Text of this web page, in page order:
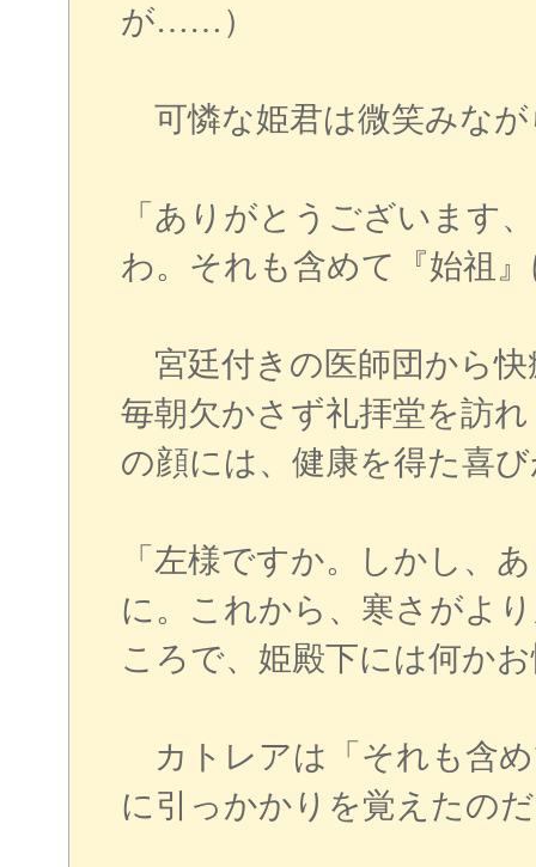
が……）
可憐な姫君は微笑みなが
「ありがとうございます
わ。それも含めて『始祖
宮廷付きの医師団から
毎朝欠かさず礼拝堂を訪
の顔には、健康を得た喜
「左様ですか。しかし、
に。これから、寒さがよ
ころで、姫殿下には何か
カトレアは「それも含
に引っかかりを覚えたの